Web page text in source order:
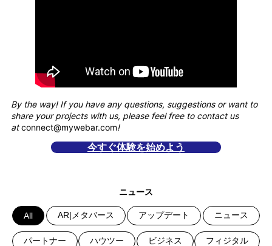
By the way! If you have any questions, suggestions or want to
share your projects with us, please feel free to contact us
atconnect@mywebar.com!
今すぐ体験を始めよう
ニュース
All AR|メタバース アップデート ニュース
パートナー ハウツー ビジネス フィジタル